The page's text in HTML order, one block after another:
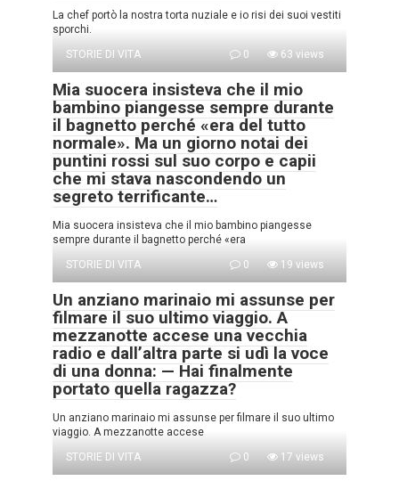
La chef portò la nostra torta nuziale e io risi dei suoi vestiti
sporchi.
STORIE DI VITA
0 63 views
Mia suocera insisteva che il mio
bambino piangesse sempre durante
il bagnetto perché «era del tutto
normale». Ma un giorno notai dei
puntini rossi sul suo corpo e capii
che mi stava nascondendo un
segreto terrificante…
Mia suocera insisteva che il mio bambino piangesse
sempre durante il bagnetto perché «era
STORIE DI VITA
0 19 views
Un anziano marinaio mi assunse per
filmare il suo ultimo viaggio. A
mezzanotte accese una vecchia
radio e dall’altra parte si udì la voce
di una donna: — Hai finalmente
portato quella ragazza?
Un anziano marinaio mi assunse per filmare il suo ultimo
viaggio. A mezzanotte accese
STORIE DI VITA
0 17 views